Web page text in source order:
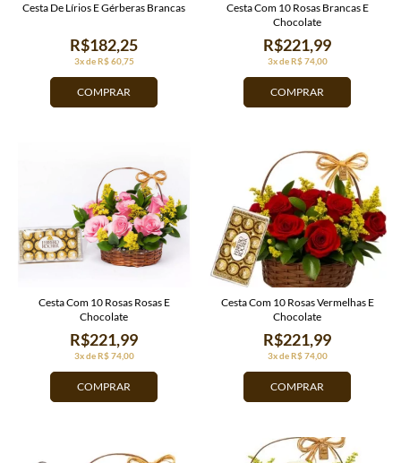
COMPRAR
3x de R$ 60,75
R$182,25
Cesta De Lírios E Gérberas Brancas
COMPRAR
3x de R$ 74,00
R$221,99
Cesta Com 10 Rosas Brancas E
Chocolate
COMPRAR
3x de R$ 74,00
R$221,99
Cesta Com 10 Rosas Rosas E
Chocolate
COMPRAR
3x de R$ 74,00
R$221,99
Cesta Com 10 Rosas Vermelhas E
Chocolate